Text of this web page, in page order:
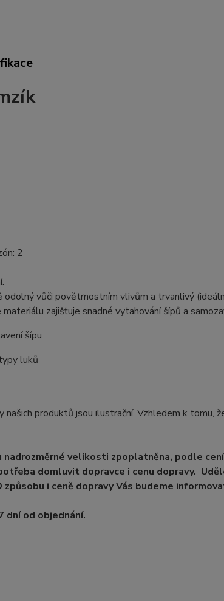
2
odolný vůči povětrnostním vlivům a trvanlivý
materiálu zajišťuje snadné vytahování šípů a
šípu
luků
našich produktů jsou ilustrační. Vzhledem k tomu,
nadrozměrné velikosti zpoplatněna, podle
domluvit dopravce i cenu dopravy.
způsobu i ceně dopravy Vás budeme
dní od objednání.